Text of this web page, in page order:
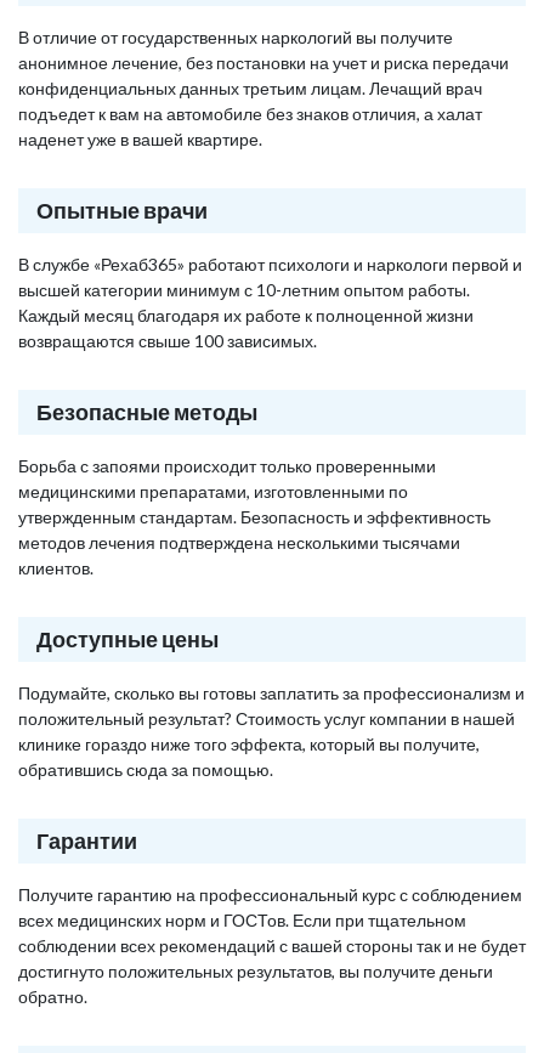
В отличие от государственных наркологий вы получите
анонимное лечение, без постановки на учет и риска передачи
конфиденциальных данных третьим лицам. Лечащий врач
подъедет к вам на автомобиле без знаков отличия, а халат
наденет уже в вашей квартире.
Опытные врачи
В службе «Рехаб365» работают психологи и наркологи первой и
высшей категории минимум с 10-летним опытом работы.
Каждый месяц благодаря их работе к полноценной жизни
возвращаются свыше 100 зависимых.
Безопасные методы
Борьба с запоями происходит только проверенными
медицинскими препаратами, изготовленными по
утвержденным стандартам. Безопасность и эффективность
методов лечения подтверждена несколькими тысячами
клиентов.
Доступные цены
Подумайте, сколько вы готовы заплатить за профессионализм и
положительный результат? Стоимость услуг компании в нашей
клинике гораздо ниже того эффекта, который вы получите,
обратившись сюда за помощью.
Гарантии
Получите гарантию на профессиональный курс с соблюдением
всех медицинских норм и ГОСТов. Если при тщательном
соблюдении всех рекомендаций с вашей стороны так и не будет
достигнуто положительных результатов, вы получите деньги
обратно.